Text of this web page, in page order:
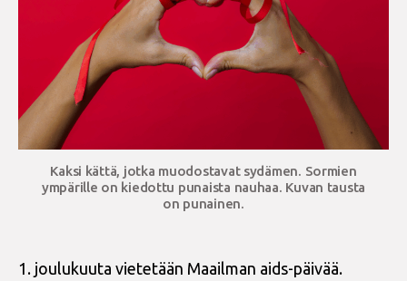
Kaksi kättä, jotka muodostavat sydämen. Sormien
ympärille on kiedottu punaista nauhaa. Kuvan tausta
on punainen.
1. joulukuuta vietetään Maailman aids-päivää.